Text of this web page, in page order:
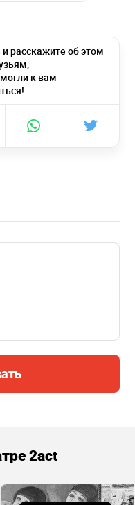
расскажите об этом
к вам
2act